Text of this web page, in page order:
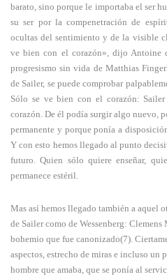
barato, sino porque le importaba el ser
su ser por la compenetración de
ocultas del sentimiento y de la visible
ve bien con el corazón», dijo Antoine
progresismo sin vida de Matthias
de Sailer, se puede comprobar
Sólo se ve bien con el corazón:
corazón. De él podía surgir algo nuevo,
permanente y porque ponía a
Y con esto hemos llegado al punto
futuro. Quien sólo quiere enseñar,
permanece estéril.
Mas así hemos llegado también a aquel
de Sailer como de Wessenberg:
bohemio que fue canonizado(7).
aspectos, estrecho de miras e incluso un
hombre que amaba, que se ponía al